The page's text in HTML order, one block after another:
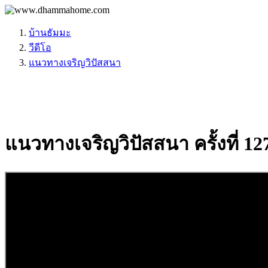
บ้านธัมมะ
วีดีโอ
แนวทางเจริญวิปัสสนา
แนวทางเจริญวิปัสสนา ครั้งที่